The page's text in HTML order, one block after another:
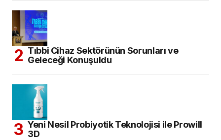
Tıbbi Cihaz Sektörünün Sorunları ve
Geleceği Konuşuldu
Yeni Nesil Probiyotik Teknolojisi ile Prowill
3D